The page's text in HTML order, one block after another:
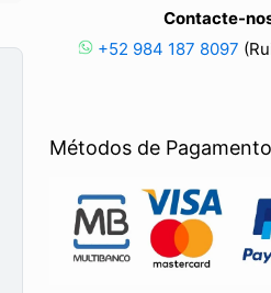
Contacte-
+52 984 187 8097
Métodos de